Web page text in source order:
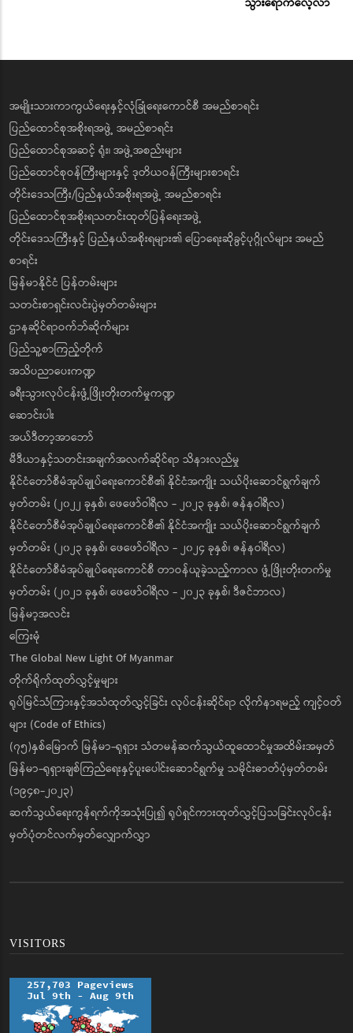
အမျိုးသားကာကွယ်ရေးနှင့်လုံခြုံရေးကောင်စီ အမည်စာရင်း
ပြည်ထောင်စုအစိုးရအဖွဲ့ အမည်စာရင်း
ပြည်ထောင်စုအဆင့် ရုံး၊ အဖွဲ့အစည်းများ
ပြည်ထောင်စုဝန်ကြီးများနှင့် ဒုတိယဝန်ကြီးများစာရင်း
တိုင်းဒေသကြီး/ပြည်နယ်အစိုးရအဖွဲ့ အမည်စာရင်း
ပြည်ထောင်စုအစိုးရသတင်းထုတ်ပြန်ရေးအဖွဲ့
တိုင်းဒေသကြီးနှင့် ပြည်နယ်အစိုးရများ၏ ပြောရေးဆိုခွင့်ပုဂ္ဂိုလ်များ အမည်
စာရင်း
မြန်မာနိုင်ငံ ပြန်တမ်းများ
သတင်းစာရှင်းလင်းပွဲမှတ်တမ်းများ
ဌာနဆိုင်ရာဝက်ဘ်ဆိုက်များ
ပြည်သူ့စာကြည့်တိုက်
အသိပညာပေးကဏ္ဍ
ခရီးသွားလုပ်ငန်းဖွံ့ဖြိုးတိုးတက်မှုကဏ္ဍ
ဆောင်းပါး
အယ်ဒီတာ့အာဘော်
မီဒီယာနှင့်သတင်းအချက်အလက်ဆိုင်ရာ သိနားလည်မှု
နိုင်ငံတော်စီမံအုပ်ချုပ်ရေးကောင်စီ၏ နိုင်ငံအကျိုး သယ်ပိုးဆောင်ရွက်ချက်
မှတ်တမ်း (၂၀၂၂ ခုနှစ်၊ ဖေဖော်ဝါရီလ - ၂၀၂၃ ခုနှစ်၊ ဇန်နဝါရီလ)
နိုင်ငံတော်စီမံအုပ်ချုပ်ရေးကောင်စီ၏ နိုင်ငံအကျိုး သယ်ပိုးဆောင်ရွက်ချက်
မှတ်တမ်း (၂၀၂၃ ခုနှစ်၊ ဖေဖော်ဝါရီလ - ၂၀၂၄ ခုနှစ်၊ ဇန်နဝါရီလ)
နိုင်ငံတော်စီမံအုပ်ချုပ်ရေးကောင်စီ တာဝန်ယူခဲ့သည့်ကာလ ဖွံ့ဖြိုးတိုးတက်မှု
မှတ်တမ်း (၂၀၂၁ ခုနှစ်၊ ဖေဖော်ဝါရီလ - ၂၀၂၃ ခုနှစ်၊ ဒီဇင်ဘာလ)
မြန်မာ့အလင်း
ကြေးမုံ
The Global New Light Of Myanmar
တိုက်ရိုက်ထုတ်လွှင့်မှုများ
ရုပ်မြင်သံကြားနှင့်အသံထုတ်လွှင့်ခြင်း လုပ်ငန်းဆိုင်ရာ လိုက်နာရမည့် ကျင့်ဝတ်
များ (Code of Ethics)
(၇၅)နှစ်မြောက် မြန်မာ-ရုရှား သံတမန်ဆက်သွယ်ထူထောင်မှုအထိမ်းအမှတ်
မြန်မာ-ရုရှားချစ်ကြည်ရေးနှင့်ပူးပေါင်းဆောင်ရွက်မှု သမိုင်းဓာတ်ပုံမှတ်တမ်း
(၁၉၄၈-၂၀၂၃)
ဆက်သွယ်ရေးကွန်ရက်ကိုအသုံးပြု၍ ရုပ်ရှင်ကားထုတ်လွှင့်ပြသခြင်းလုပ်ငန်း
မှတ်ပုံတင်လက်မှတ်လျှောက်လွှာ
VISITORS